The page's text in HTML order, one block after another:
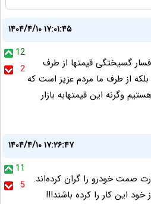
۱۴۰۴/۴/۱۰ ۱۷:۰۱:۴۵
12
2
گسیختگی قیمتها از طرف
از طرف ما مردم عزیز است که
وگرنه این قیمتهابه بازار
۱۴۰۴/۴/۱۰ ۱۷:۲۶:۴۷
11
5
صمت خودرو را گران کرده‌اند.
خود این کار را کرده باشند!!!